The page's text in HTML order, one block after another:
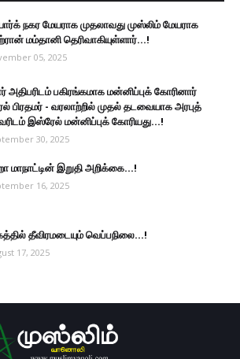
நகர மேயராக முதலாவது முஸ்லிம் மேயராக
மம்தானி தெரிவாகியுள்ளார்...!
05, 2025
அதிபரிடம் பகிரங்கமாக மன்னிப்புக் கோரினார்
பிரதமர் - வரலாற்றில் முதல் தடவையாக அரபுத்
இஸ்ரேல் மன்னிப்புக் கோரியது...!
30, 2025
மாநாட்டின் இறுதி அறிக்கை...!
16, 2025
தீவிரமடையும் வெப்பநிலை...!
17, 2025